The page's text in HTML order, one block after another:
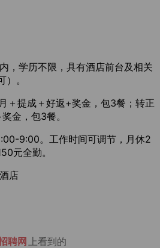
，学历不限，具有酒店前台及相关
。
＋提成＋好返+奖金，包3餐；转正
金，包3餐。
9:00。工作时间可调节，月休2
元全勤。
店
聘网 上看到的